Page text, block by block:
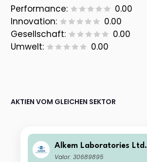
Performance:
0.00
Innovation:
0.00
Gesellschaft:
0.00
Umwelt:
0.00
AKTIEN VOM GLEICHEN SEKTOR
Alkem Laboratories Ltd.
Valor: 30689895